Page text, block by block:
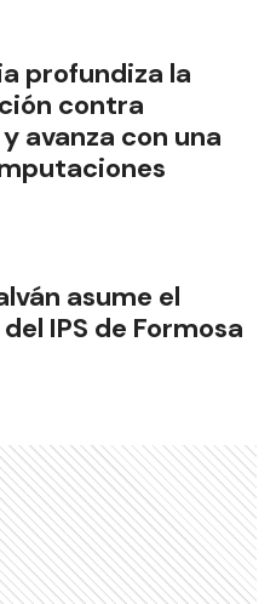
profundiza la
contra
avanza con una
asume el
IPS de Formosa